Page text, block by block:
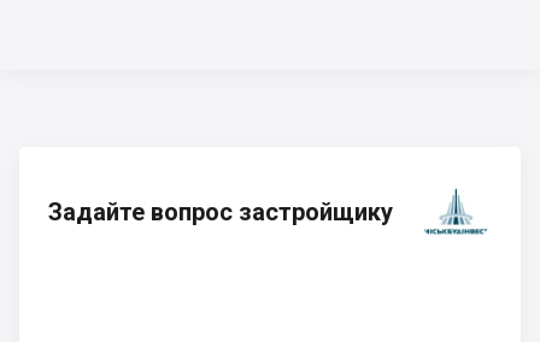
Задайте вопрос застройщику